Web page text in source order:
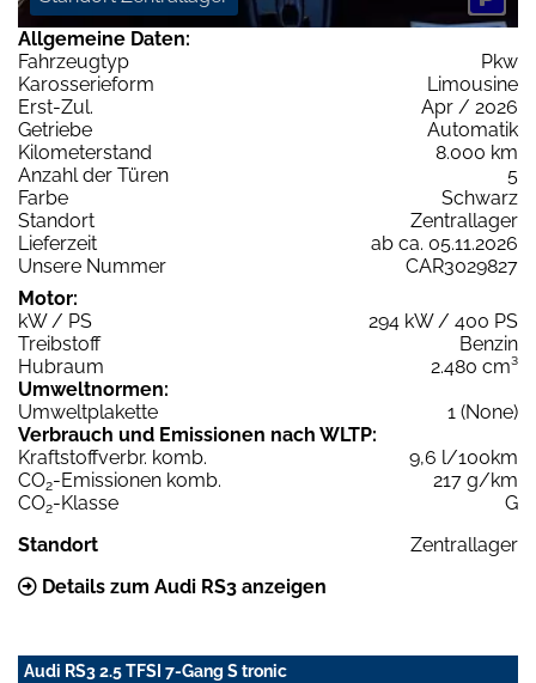
Allgemeine Daten:
Fahrzeugtyp
Pkw
Karosserieform
Limousine
Erst-Zul.
Apr / 2026
Getriebe
Automatik
Kilometerstand
8.000 km
Anzahl der Türen
5
Farbe
Schwarz
Standort
Zentrallager
Lieferzeit
ab ca. 05.11.2026
Unsere Nummer
CAR3029827
Motor:
kW / PS
294 kW / 400 PS
Treibstoff
Benzin
Hubraum
2.480 cm³
Umweltnormen:
Umweltplakette
1 (None)
Verbrauch und Emissionen nach WLTP:
Kraftstoffverbr. komb.
9,6 l/100km
CO2-Emissionen komb.
217 g/km
CO2-Klasse
G
Standort
Zentrallager
Details zum Audi RS3 anzeigen
Audi RS3 2.5 TFSI 7-Gang S tronic